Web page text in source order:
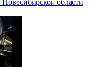
области